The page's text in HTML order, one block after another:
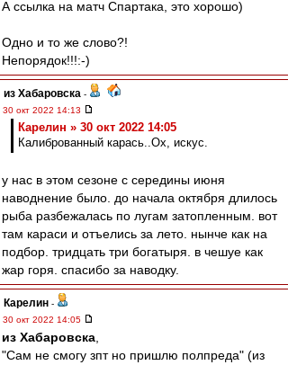
А ссылка на матч Спартака, это хорошо)
Одно и то же слово?!
Непорядок!!!:-)
из Хабаровска -
30 окт 2022 14:13
Карелин » 30 окт 2022 14:05
Калиброванный карась..Ох, искус.
у нас в этом сезоне с середины июня
наводнение было. до начала октября длилось
рыба разбежалась по лугам затопленным. вот
там караси и отъелись за лето. нынче как на
подбор. тридцать три богатыря. в чешуе как
жар горя. спасибо за наводку.
Карелин -
30 окт 2022 14:05
из Хабаровска
"Сам не смогу зпт но пришлю полпреда" (из